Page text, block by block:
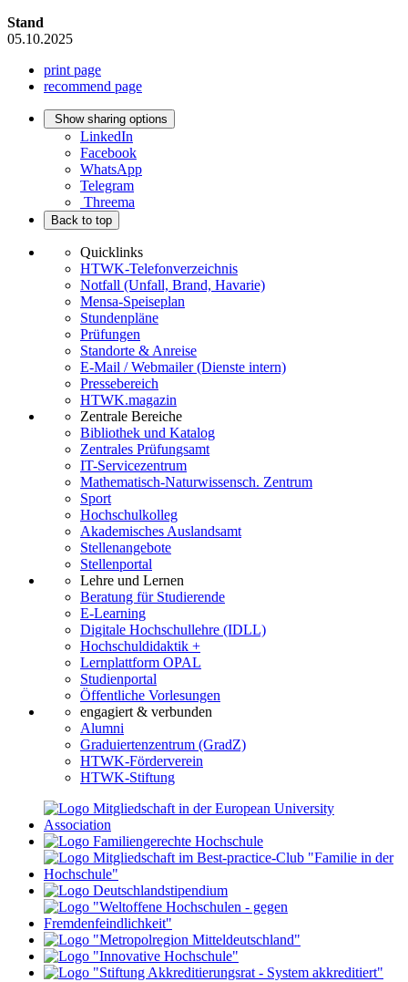
Stand
05.10.2025
print page
recommend page
Show sharing options
LinkedIn
Facebook
WhatsApp
Telegram
Threema
Back to top
Quicklinks
HTWK-Telefonverzeichnis
Notfall (Unfall, Brand, Havarie)
Mensa-Speiseplan
Stundenpläne
Prüfungen
Standorte & Anreise
E-Mail / Webmailer (Dienste intern)
Pressebereich
HTWK.magazin
Zentrale Bereiche
Bibliothek und Katalog
Zentrales Prüfungsamt
IT-Servicezentrum
Mathematisch-Naturwissensch. Zentrum
Sport
Hochschulkolleg
Akademisches Auslandsamt
Stellenangebote
Stellenportal
Lehre und Lernen
Beratung für Studierende
E-Learning
Digitale Hochschullehre (IDLL)
Hochschuldidaktik +
Lernplattform OPAL
Studienportal
Öffentliche Vorlesungen
engagiert & verbunden
Alumni
Graduiertenzentrum (GradZ)
HTWK-Förderverein
HTWK-Stiftung